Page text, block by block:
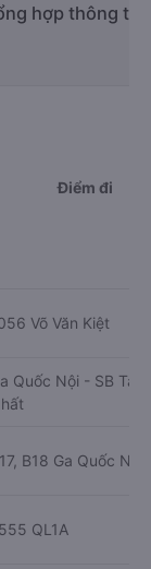
hợp thông tin
Điểm đi
Võ Văn Kiệt
Quốc Nội - SB Tân
B18 Ga Quốc Nội
QL1A